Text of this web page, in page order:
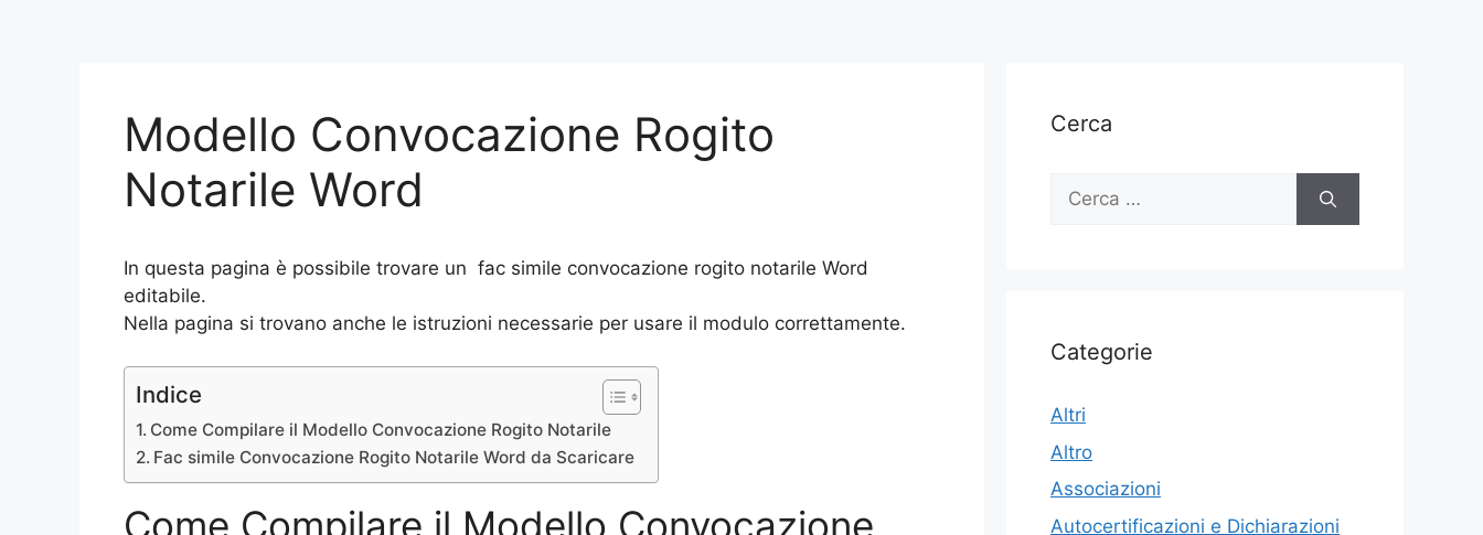
Modello Convocazione Rogito
Notarile Word
In questa pagina è possibile trovare un fac simile convocazione rogito notarile Word
editabile.
Nella pagina si trovano anche le istruzioni necessarie per usare il modulo correttamente.
Indice
Come Compilare il Modello Convocazione Rogito Notarile
Fac simile Convocazione Rogito Notarile Word da Scaricare
Come Compilare il Modello Convocazione
Cerca
Ricerca
Categorie
Altri
Altro
Associazioni
Autocertificazioni e Dichiarazioni